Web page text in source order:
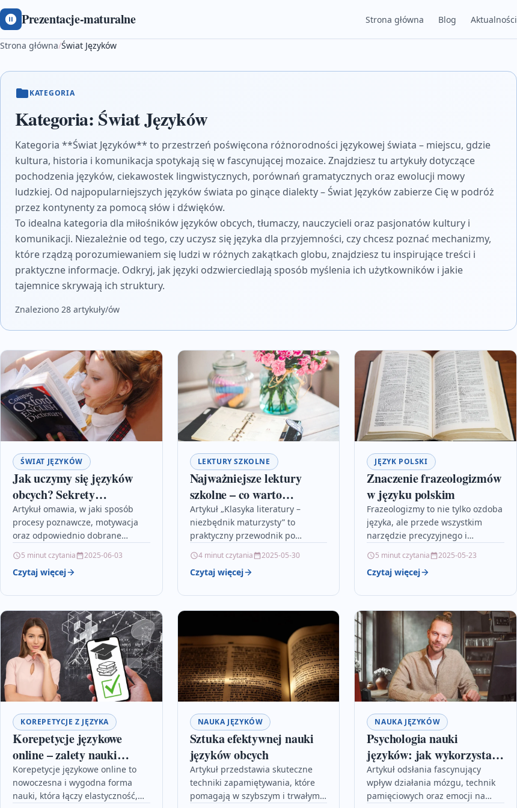
Prezentacje-maturalne Strona główna Blog Aktualności
Strona główna/Świat Języków
KATEGORIA
Kategoria: Świat Języków
Kategoria **Świat Języków** to przestrzeń poświęcona różnorodności językowej świata – miejscu, gdzie
kultura, historia i komunikacja spotykają się w fascynującej mozaice. Znajdziesz tu artykuły dotyczące
pochodzenia języków, ciekawostek lingwistycznych, porównań gramatycznych oraz ewolucji mowy
ludzkiej. Od najpopularniejszych języków świata po ginące dialekty – Świat Języków zabierze Cię w podróż
przez kontynenty za pomocą słów i dźwięków.
To idealna kategoria dla miłośników języków obcych, tłumaczy, nauczycieli oraz pasjonatów kultury i
komunikacji. Niezależnie od tego, czy uczysz się języka dla przyjemności, czy chcesz poznać mechanizmy,
które rządzą porozumiewaniem się ludzi w różnych zakątkach globu, znajdziesz tu inspirujące treści i
praktyczne informacje. Odkryj, jak języki odzwierciedlają sposób myślenia ich użytkowników i jakie
tajemnice skrywają ich struktury.
Znaleziono 28 artykuły/ów
ŚWIAT JĘZYKÓW
Jak uczymy się języków
obcych? Sekrety
skutecznej nauki
Artykuł omawia, w jaki sposób
procesy poznawcze, motywacja
oraz odpowiednio dobrane
naukę języków obcych. Dowiesz
się z niego, jak działa nasz…
5 minut czytania 2025-06-03
Czytaj więcej
LEKTURY SZKOLNE
Najważniejsze lektury
szkolne – co warto
przeczytać przed maturą
Artykuł „Klasyka literatury –
niezbędnik maturzysty” to
praktyczny przewodnik po
każdy maturzysta powinien znać.
Zawiera omówienie dzieł takich
4 minut czytania 2025-05-30
Czytaj więcej
JĘZYK POLSKI
Znaczenie frazeologizmów
w języku polskim
Frazeologizmy to nie tylko ozdoba
języka, ale przede wszystkim
narzędzie precyzyjnego i
ocen oraz rzeczywistości
społecznej. Artykuł ukazuje, jak
5 minut czytania 2025-05-23
Czytaj więcej
KOREPETYCJE Z JĘZYKA
Korepetycje językowe
online – zalety nauki
zdalnej
Korepetycje językowe online to
nowoczesna i wygodna forma
nauki, która łączy elastyczność,
NAUKA JĘZYKÓW
Sztuka efektywnej nauki
języków obcych
Artykuł przedstawia skuteczne
techniki zapamiętywania, które
pomagają w szybszym i trwałym
NAUKA JĘZYKÓW
Psychologia nauki
języków: jak wykorzystać
mózg do szybszego
przyswajania słówek
Artykuł odsłania fascynujący
wpływ działania mózgu, technik
pamięciowych oraz emocji na